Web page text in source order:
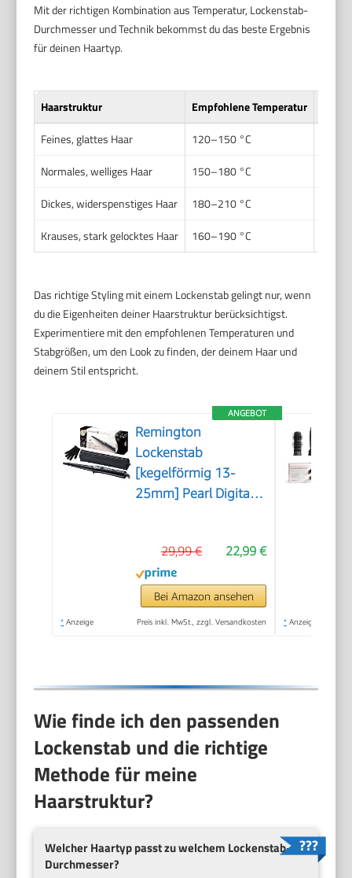
Mit der richtigen Kombination aus Temperatur, Lockenstab-
Durchmesser und Technik bekommst du das beste Ergebnis
für deinen Haartyp.
Haarstruktur Empfohlene Temperatur
Feines, glattes Haar
120–150 °C
Normales, welliges Haar
150–180 °C
Dickes, widerspenstiges Haar
180–210 °C
Krauses, stark gelocktes Haar
160–190 °C
Das richtige Styling mit einem Lockenstab gelingt nur, wenn
du die Eigenheiten deiner Haarstruktur berücksichtigst.
Experimentiere mit den empfohlenen Temperaturen und
Stabgrößen, um den Look zu finden, der deinem Haar und
deinem Stil entspricht.
ANGEBOT
Remington
Lockenstab
[kegelförmig 13-
25mm] Pearl Digital
mit echten Perlen)
LCD-Display 130-
210°C,
Hitzehandschuh,
22,99 €
29,99 €
Bei Amazon ansehen
* Anzeige Preis inkl. MwSt., zzgl. Versandkosten * Anzeige
Wie finde ich den passenden
Lockenstab und die richtige
Methode für meine
Haarstruktur?
Welcher Haartyp passt zu welchem Lockenstab-
Durchmesser?